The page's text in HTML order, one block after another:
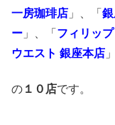
一房珈琲店 」、「
ー 」、「 フィリッ
ウエスト 銀座本店
の １０店です。